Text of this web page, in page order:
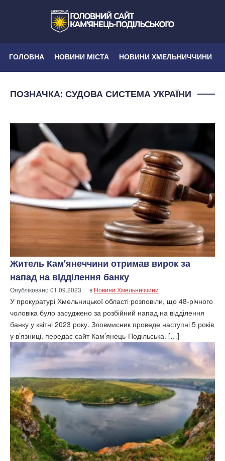
ГОЛОВНА НОВИНИ МІСТА НОВИНИ ХМЕЛЬНИЧЧИНИ
ПОЗНАЧКА: СУДОВА СИСТЕМА УКРАЇНИ
Житель Кам’янеччини отримав вирок за
напад на відділення банку
Опубліковано01.09.2023 в Новини Хмельниччини
У прокуратурі Хмельницької області розповіли, що 48-річного
чоловіка було засуджено за розбійний напад на відділення
банку у квітні 2023 року. Зловмисник проведе наступні 5 років
у в’язниці, передає сайт Кам’янець-Подільська. […]